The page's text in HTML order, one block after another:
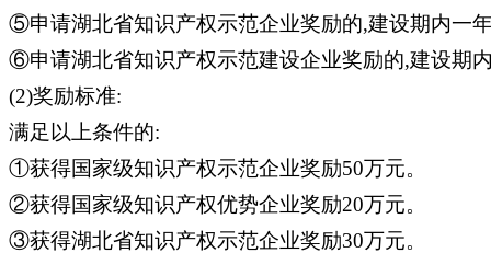
⑤申请湖北省知识产权示范企业奖励的,建设期内一
⑥申请湖北省知识产权示范建设企业奖励的,建设期
(2)奖励标准:
满足以上条件的:
①获得国家级知识产权示范企业奖励50万元。
②获得国家级知识产权优势企业奖励20万元。
③获得湖北省知识产权示范企业奖励30万元。